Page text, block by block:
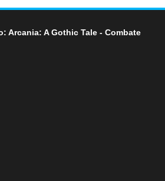
Arcania: A Gothic Tale - Combate